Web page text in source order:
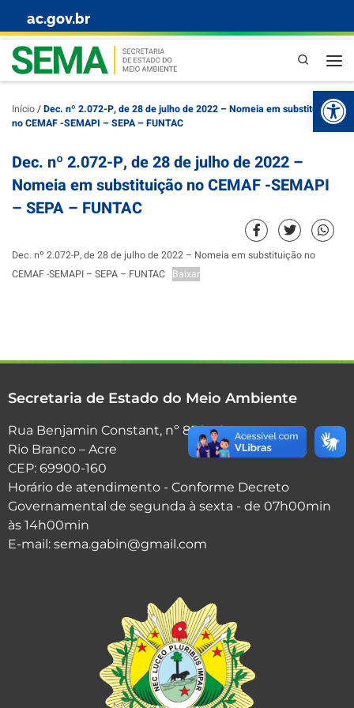
Skip to content
ac.gov.br
Pesquisa
Início/Dec. nº 2.072-P, de 28 de julho de 2022 – Nomeia em substituição
no CEMAF -SEMAPI – SEPA – FUNTAC
Dec. nº 2.072-P, de 28 de julho de 2022 –
Nomeia em substituição no CEMAF -SEMAPI
– SEPA – FUNTAC
Dec. nº 2.072-P, de 28 de julho de 2022 – Nomeia em substituição no
CEMAF -SEMAPI – SEPA – FUNTAC Baixar
Secretaria de Estado do Meio Ambiente
Rua Benjamin Constant, nº 856 - Centro.
Rio Branco – Acre
CEP: 69900-160
Horário de atendimento - Conforme Decreto
Governamental de segunda à sexta - de 07h00min
às 14h00min
E-mail: sema.gabin@gmail.com